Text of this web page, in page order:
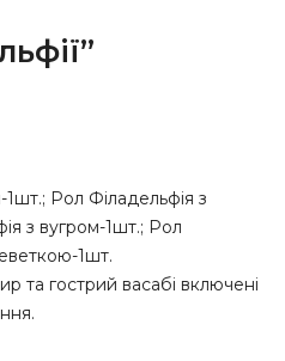
Рол Філадельфія з
з вугром-1шт.; Рол
1шт.
та гострий васабі включені